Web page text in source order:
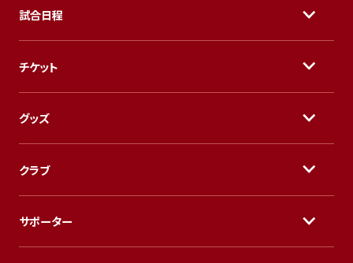
試合日程
チケット
グッズ
クラブ
サポーター